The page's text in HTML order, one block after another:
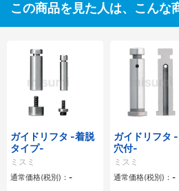
この商品を見た人は、こんな
ガイドリフタ -着脱
タイプ-
ミスミ
通常価格(税別)： -
ガイドリフタ
穴付-
ミスミ
通常価格(税別)： -